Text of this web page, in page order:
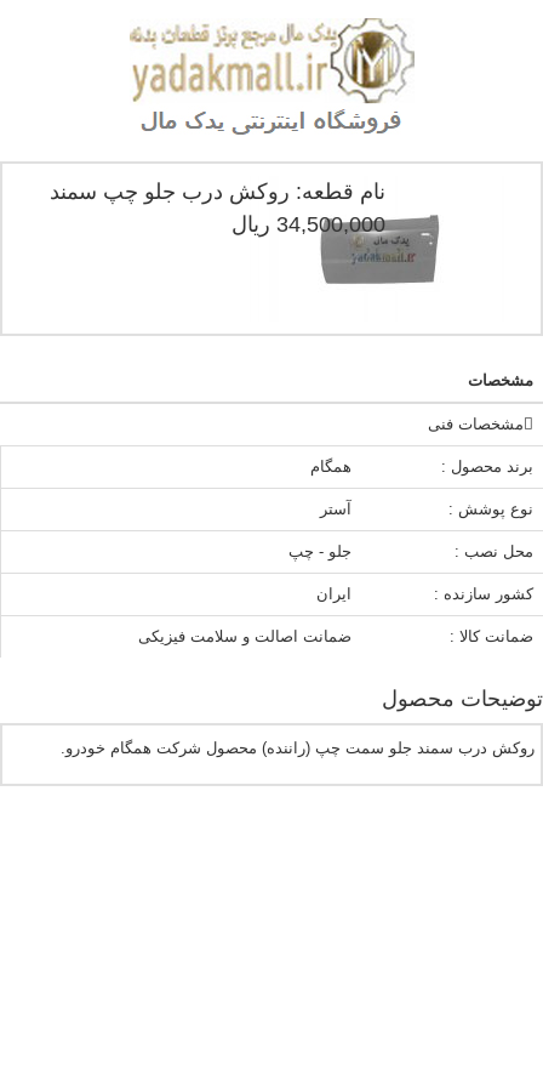
نام قطعه: روکش درب جلو چپ سمند
34,500,000 ریال
مشخصات
مشخصات فنی
برند محصول : همگام
نوع پوشش : آستر
محل نصب : جلو - چپ
کشور سازنده : ایران
ضمانت کالا : ضمانت اصالت و سلامت فیزیکی
توضیحات محصول
روکش درب سمند جلو سمت چپ (راننده) محصول شرکت همگام خودرو.